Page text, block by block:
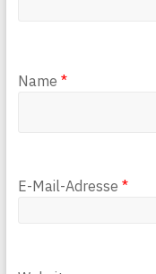
Name *
E-Mail-Adresse *